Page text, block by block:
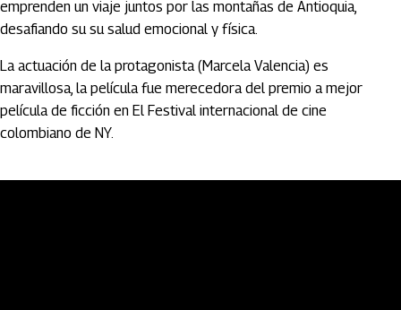
emprenden un viaje juntos por las montañas de Antioquia,
desafiando su su salud emocional y física.
La actuación de la protagonista (Marcela Valencia) es
maravillosa, la película fue merecedora del premio a mejor
película de ficción en El Festival internacional de cine
colombiano de NY.